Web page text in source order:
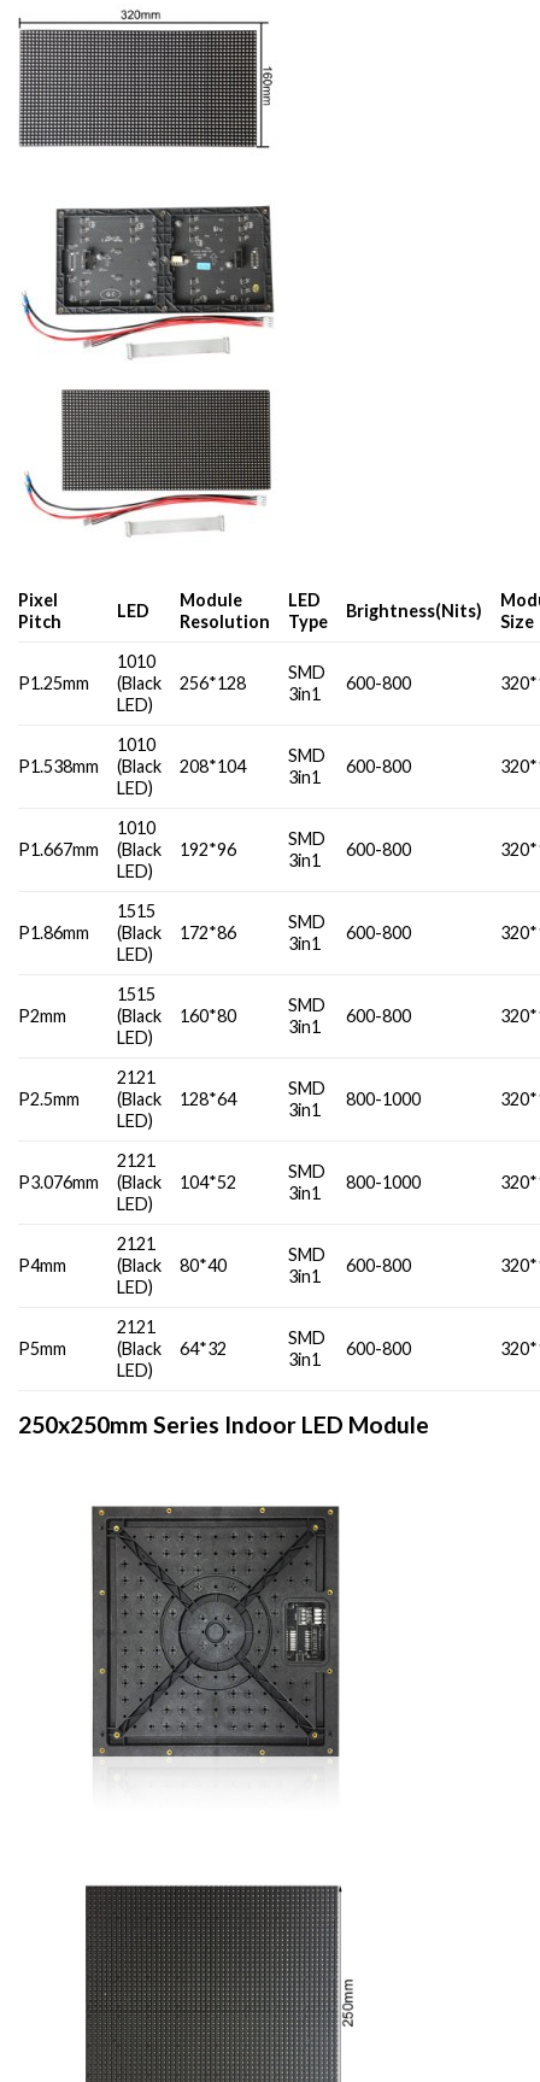
Pixel
Pitch
LED
Module
Resolution
LED
Type
Brightness(Nits)
Size
P1.25mm
1010
(Black
LED)
256*128
SMD
3in1
600-800
P1.538mm
1010
(Black
LED)
208*104
SMD
3in1
600-800
P1.667mm
1010
(Black
LED)
192*96
SMD
3in1
600-800
P1.86mm
1515
(Black
LED)
172*86
SMD
3in1
600-800
P2mm
1515
(Black
LED)
160*80
SMD
3in1
600-800
P2.5mm
2121
(Black
LED)
128*64
SMD
3in1
800-1000
P3.076mm
2121
(Black
LED)
104*52
SMD
3in1
800-1000
P4mm
2121
(Black
LED)
80*40
SMD
3in1
600-800
P5mm
2121
(Black
LED)
64*32
SMD
3in1
600-800
250x250mm Series Indoor LED Module